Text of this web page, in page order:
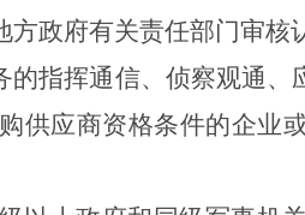
政府有关责任部门审核
的指挥通信、侦察观通
供应商资格条件的企业